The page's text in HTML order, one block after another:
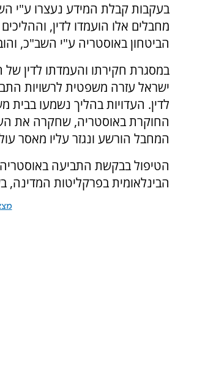
בעקבות קבלת המידע נעצרו ע"י
מחבלים אלו הועמדו לדין,
הביטחון באוסטריה ע"י השב"כ,
במסגרת חקירתו והעמדתו לדין
ישראל עזרה משפטית לרשויות
לדין. העדויות בהליך נשמעו
החוקרת באוסטריה, שחקרה את
המחבל הורשע ונגזר עליו מאסר
הטיפול בבקשת התביעה
הבינלאומית בפרקליטות המדינה,